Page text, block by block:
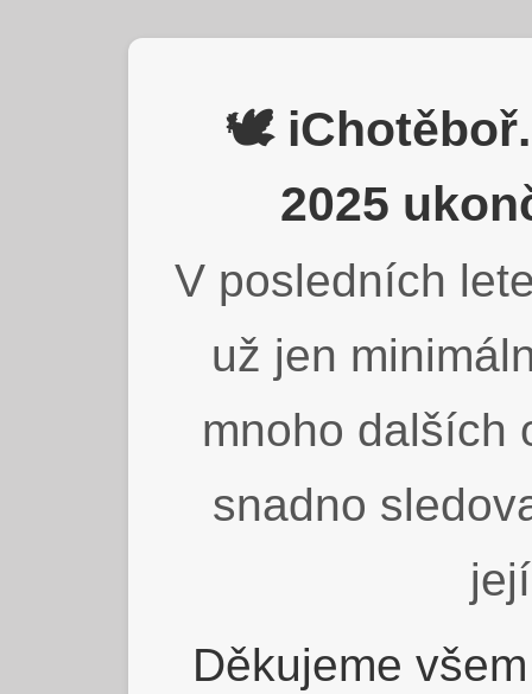
🕊️
2025
V posledních
už jen
mnoho dalších
snadno
Děkujeme